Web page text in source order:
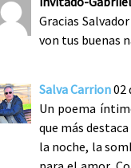
Gracias
von tus buenas
Salva Carrion02
Un poema
que más
la noche, la